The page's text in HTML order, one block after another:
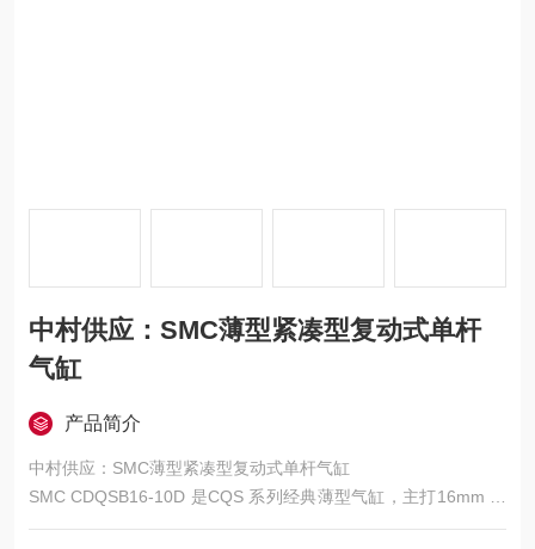
中村供应：SMC薄型紧凑型复动式单杆
气缸
产品简介
中村供应：SMC薄型紧凑型复动式单杆气缸
SMC CDQSB16-10D 是CQS 系列经典薄型气缸，主打16mm 缸
径中轻负载、短行程紧凑设计、安装灵活且带内置磁石，适配自